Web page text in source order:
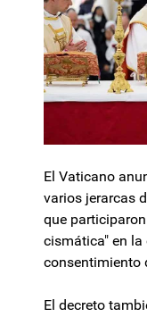
El Vaticano
varios jerarcas
que
cismática" en
consentimiento
El decreto